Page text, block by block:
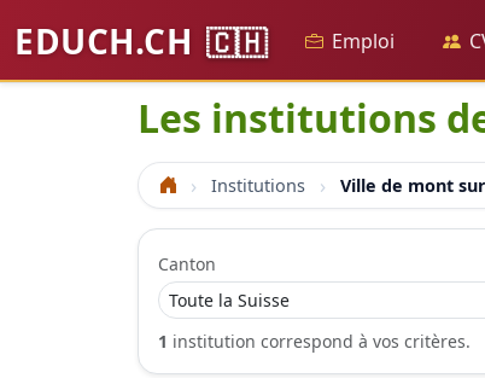
EDUCH.CH 🇨🇭 Emploi
Les institutions
Accueil Institutions Ville de mont
Canton
1 institution correspond à vos critères.